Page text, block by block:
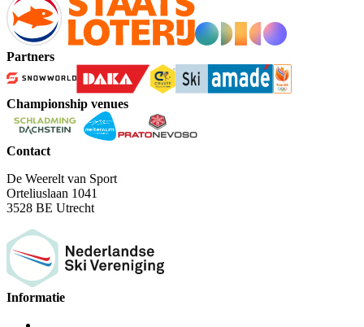
Partners
Championship venues
Contact
De Weerelt van Sport
Orteliuslaan 1041
3528 BE Utrecht
Informatie